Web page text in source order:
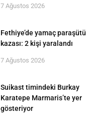
7 Ağustos 2026
Fethiye’de yamaç paraşütü
kazası: 2 kişi yaralandı
7 Ağustos 2026
Suikast timindeki Burkay
Karatepe Marmaris’te yer
gösteriyor